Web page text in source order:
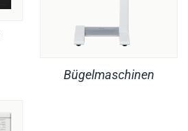
Bügelmaschinen